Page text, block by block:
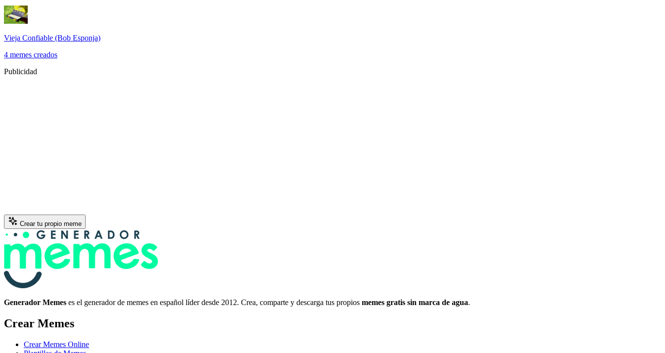
Vieja Confiable (Bob Esponja)
4 memes creados
Publicidad
Crear tu propio meme
Generador Memes es el generador de memes en español líder desde 2012. Crea, comparte y descarga tus propios memes gratis sin marca de agua.
Crear Memes
Crear Memes Online